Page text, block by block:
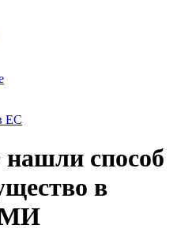
ЕС
способ
в